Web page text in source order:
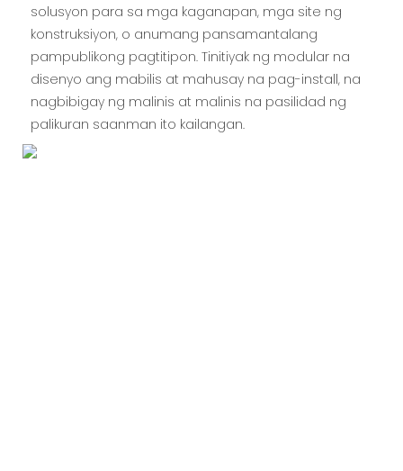
solusyon para sa mga kaganapan, mga site ng
konstruksiyon, o anumang pansamantalang
pampublikong pagtitipon. Tinitiyak ng modular na
disenyo ang mabilis at mahusay na pag-install, na
nagbibigay ng malinis at malinis na pasilidad ng
palikuran saanman ito kailangan.